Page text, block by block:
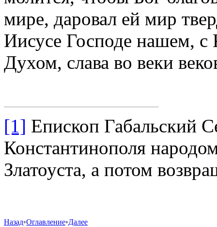
мире, даровал ей мир
Иисусе Господе нашем,
Духом, слава во веки
[1] Епископ Габальский
Константинополя
Златоуста, а потом
Назад◦Оглавление◦Далее